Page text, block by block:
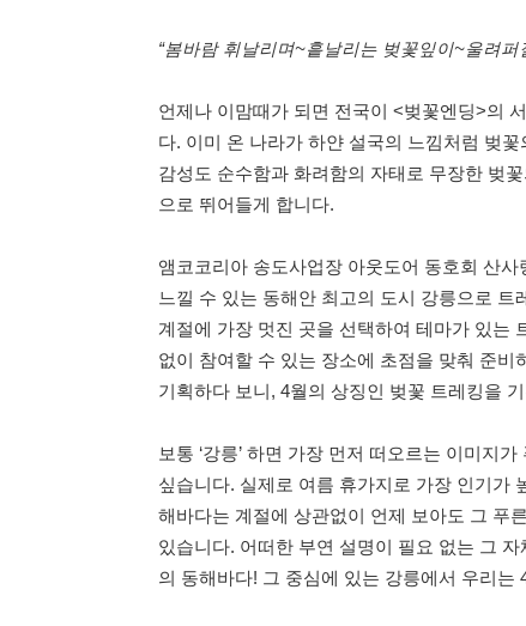
“봄바람 휘날리며~흩날리는 벚꽃잎이~울려
언제나 이맘때가 되면 전국이 <벚꽃엔딩>의
다. 이미 온 나라가 하얀 설국의 느낌처럼 벚
감성도 순수함과 화려함의 자태로 무장한 벚
으로 뛰어들게 합니다.
앰코코리아 송도사업장 아웃도어 동호회 산
느낄 수 있는 동해안 최고의 도시 강릉으로
계절에 가장 멋진 곳을 선택하여 테마가 있는
없이 참여할 수 있는 장소에 초점을 맞춰 준
기획하다 보니, 4월의 상징인 벚꽃 트레킹을
보통 ‘강릉’ 하면 가장 먼저 떠오르는 이미지
싶습니다. 실제로 여름 휴가지로 가장 인기가
해바다는 계절에 상관없이 언제 보아도 그 푸
있습니다. 어떠한 부연 설명이 필요 없는 그
의 동해바다! 그 중심에 있는 강릉에서 우리는